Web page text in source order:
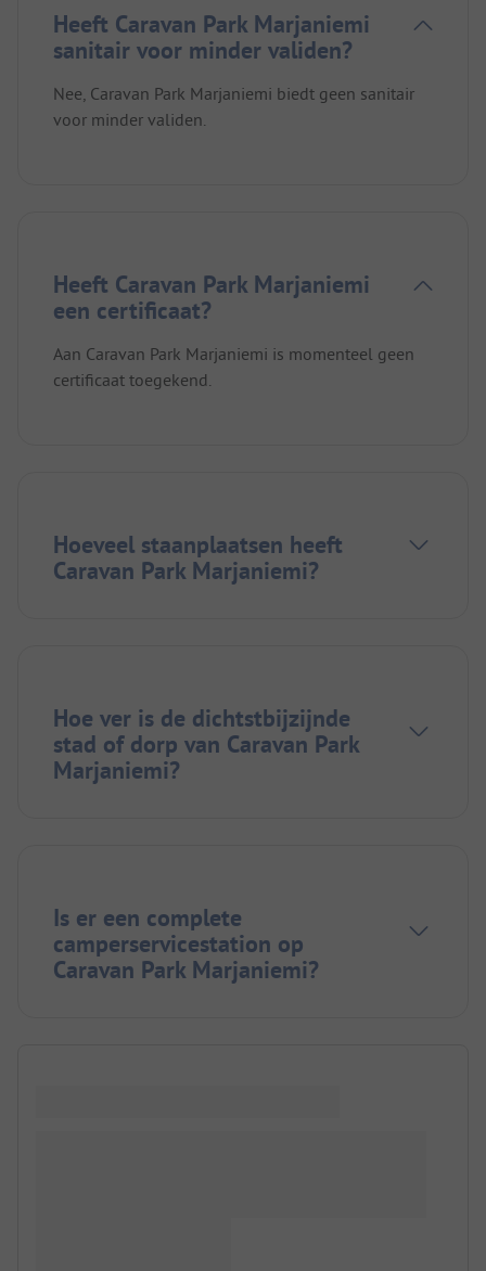
Heeft Caravan Park Marjaniemi
sanitair voor minder validen?
Nee, Caravan Park Marjaniemi biedt geen sanitair
voor minder validen.
Heeft Caravan Park Marjaniemi
een certificaat?
Aan Caravan Park Marjaniemi is momenteel geen
certificaat toegekend.
Hoeveel staanplaatsen heeft
Caravan Park Marjaniemi?
Hoe ver is de dichtstbijzijnde
stad of dorp van Caravan Park
Marjaniemi?
Is er een complete
camperservicestation op
Caravan Park Marjaniemi?